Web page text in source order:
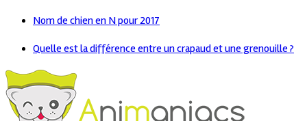
Nom de chien en N pour 2017
Quelle est la différence entre un crapaud et une grenouille ?